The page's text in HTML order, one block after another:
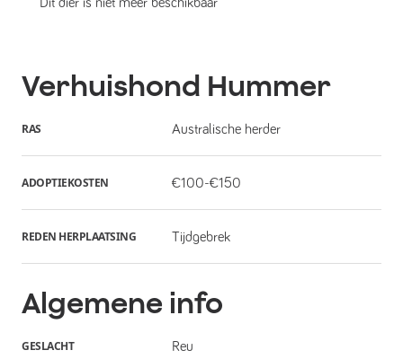
Dit dier is niet meer beschikbaar
Verhuishond Hummer
RAS Australische herder
ADOPTIEKOSTEN €100-€150
REDEN HERPLAATSING Tijdgebrek
Algemene info
GESLACHT Reu